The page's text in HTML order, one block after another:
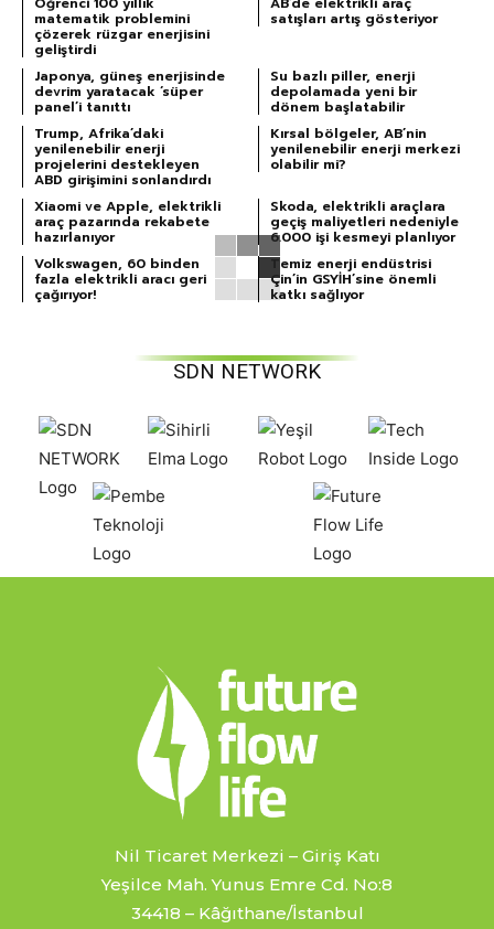
matematik problemini
çözerek rüzgar enerjisini
geliştirdi
satışları artış gösteriyor
Japonya, güneş enerjisinde
devrim yaratacak ‘süper
panel’i tanıttı
Su bazlı piller, enerji
depolamada yeni bir
dönem başlatabilir
Trump, Afrika’daki
yenilenebilir enerji
projelerini destekleyen
ABD girişimini sonlandırdı
Kırsal bölgeler, AB’nin
yenilenebilir enerji merkezi
olabilir mi?
Xiaomi ve Apple, elektrikli
araç pazarında rekabete
hazırlanıyor
Skoda, elektrikli araçlara
geçiş maliyetleri nedeniyle
6.000 işi kesmeyi planlıyor
Volkswagen, 60 binden
fazla elektrikli aracı geri
çağırıyor!
Temiz enerji endüstrisi
Çin’in GSYİH’sine önemli
katkı sağlıyor
SDN NETWORK
Nil Ticaret Merkezi – Giriş Katı
Yeşilce Mah. Yunus Emre Cd. No:8
34418 – Kâğıthane/İstanbul